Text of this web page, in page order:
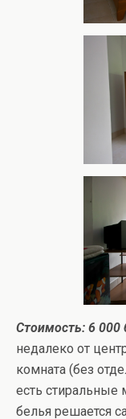
Стоимость: 6 000
недалеко от
комната (без
есть стиральные
белья решается